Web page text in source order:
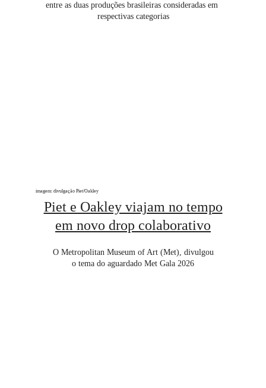
entre as duas produções brasileiras consideradas em
respectivas categorias
Piet e Oakley viajam no tempo
em novo drop colaborativo
O Metropolitan Museum of Art (Met), divulgou
o tema do aguardado Met Gala 2026
imagem: divulgação Piet/Oakley